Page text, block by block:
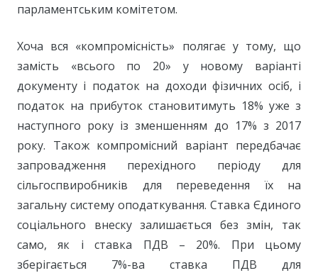
парламентським комітетом.
Хоча вся «компромісність» полягає у тому, що
замість «всього по 20» у новому варіанті
документу і податок на доходи фізичних осіб, і
податок на прибуток становитимуть 18% уже з
наступного року із зменшенням до 17% з 2017
року. Також компромісний варіант передбачає
запровадження перехідного періоду для
сільгоспвиробників для переведення їх на
загальну систему оподаткування. Ставка Єдиного
соціального внеску залишається без змін, так
само, як і ставка ПДВ – 20%. При цьому
зберігається 7%-ва ставка ПДВ для